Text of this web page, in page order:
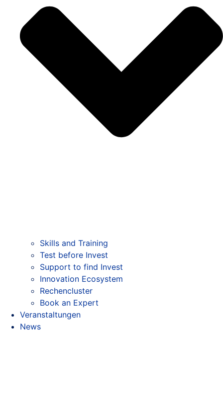
Skills and Training
Test before Invest
Support to find Invest
Innovation Ecosystem
Rechencluster​
Book an Expert
Veranstaltungen
News